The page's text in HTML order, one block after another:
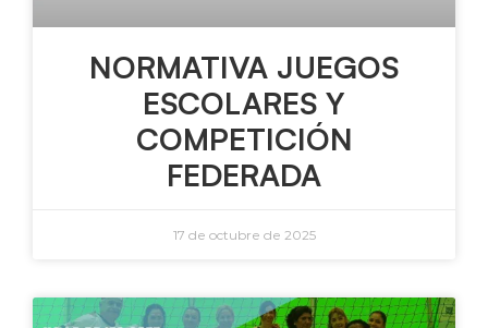
NORMATIVA JUEGOS
ESCOLARES Y
COMPETICIÓN
FEDERADA
17 de octubre de 2025